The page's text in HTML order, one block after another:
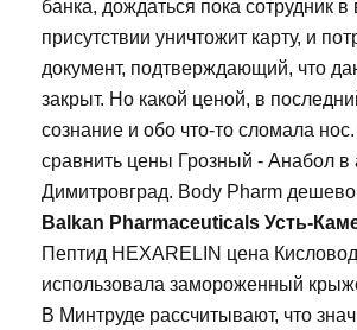
банка, дождаться пока сотрудник
присутствии уничтожит карту, и
документ, подтверждающий, что
закрыт. Но какой ценой, в
сознание и обо что-то сломала
сравнить цены Грозный - Анабол в
Димитровград. Body Pharm дешево
Balkan Pharmaceuticals Усть-
Пептид HEXARELIN цена
использовала замороженный
В Минтруде рассчитывают, что